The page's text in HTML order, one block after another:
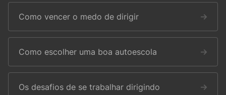
Como vencer o medo de dirigir →
Como escolher uma boa autoescola →
Os desafios de se trabalhar dirigindo →